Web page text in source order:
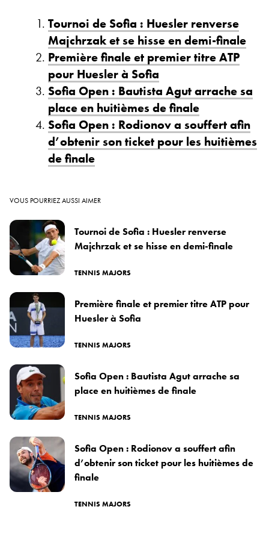
Tournoi de Sofia : Huesler renverse
Majchrzak et se hisse en demi-finale
Première finale et premier titre ATP
pour Huesler à Sofia
Sofia Open : Bautista Agut arrache sa
place en huitièmes de finale
Sofia Open : Rodionov a souffert afin
d’obtenir son ticket pour les huitièmes
de finale
VOUS POURRIEZ AUSSI AIMER
Tournoi de Sofia : Huesler renverse
Majchrzak et se hisse en demi-finale
TENNIS MAJORS
Première finale et premier titre ATP pour
Huesler à Sofia
TENNIS MAJORS
Sofia Open : Bautista Agut arrache sa
place en huitièmes de finale
TENNIS MAJORS
Sofia Open : Rodionov a souffert afin
d’obtenir son ticket pour les huitièmes de
finale
TENNIS MAJORS